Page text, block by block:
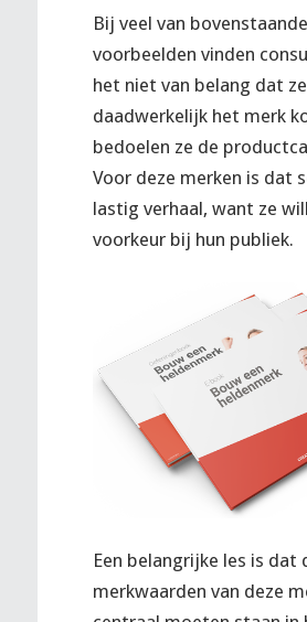
Bij veel van bovenstaande
voorbeelden vinden
het niet van belang dat ze
daadwerkelijk het merk
bedoelen ze de
Voor deze merken is dat
lastig verhaal, want ze
voorkeur bij hun publiek.
Een belangrijke les is dat
merkwaarden van deze